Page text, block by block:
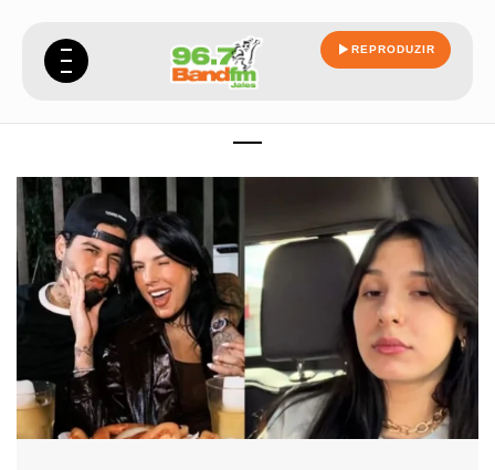
REPRODUZIR